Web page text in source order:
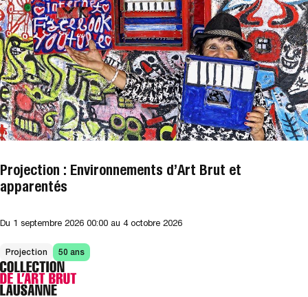
Projection : Environnements d’Art Brut et
apparentés
Du 1 septembre 2026 00:00 au 4 octobre 2026
Projection 50 ans